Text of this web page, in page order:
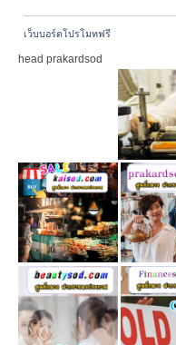
เว็บบอร์ดโปรโมทฟรี
head prakardsod